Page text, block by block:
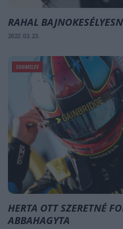
RAHAL
2022. 02. 23.
500MILES
HERTA OTT SZERETNÉ
ABBAHAGYTA